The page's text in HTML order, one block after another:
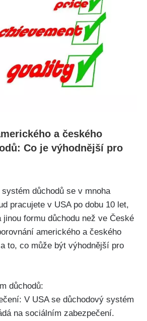
a českého
Co je výhodnější pro
důchodů se v mnoha
pracujete v USA po dobu 10 let,
jinou formu důchodu než ve České
amerického a českého
to, co může být výhodnější pro
důchodů:
V USA se důchodový systém
na sociálním zabezpečení.